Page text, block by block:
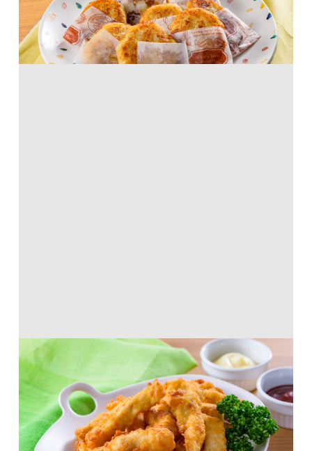
から揚げ粉
パリッっとジューシー♪クリスピーチキ
ン